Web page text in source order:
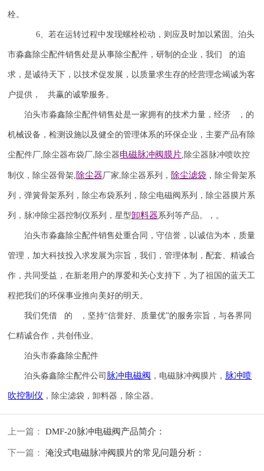
栓。
6、若在运转过程中发现螺栓松动，则应及时加以紧固。泊头
市淼鑫除尘配件销售处是从事除尘配件，研制的企业，我们 的追
求，是诚待天下，以技术促发展，以质量求生存的经营理念竭诚为客
户提供， 共赢的诚挚服务。
泊头市淼鑫除尘配件销售处是一家拥有的技术力量，经济 ，的
机械设备，检测设施以及健全的管理体系的环保企业，主要产品有除
尘配件厂, 除尘器布袋厂, 除尘器电磁脉冲阀膜片, 除尘器脉冲喷吹控
制仪 ， 除尘器骨架,除尘器厂家, 除尘器系列， 除尘滤袋 ，除尘骨架系
列，弹簧骨架系列，除尘布袋系列，除尘电磁阀系列，除尘器膜片系
列，脉冲除尘器控制仪系列，星型卸料器系列等产品。，。
泊头市淼鑫除尘配件销售处重合同，守信誉，以诚信为本，质量
管理，加大科技投入求发展为宗旨，我们，管理体制，配套、精诚合
作，共同受益，在新老用户的厚爱和关心支持下，为了祖国的蓝天工
程把我们的环保事业推向美好的明天。
我们凭借 的 ，坚持“信誉好、质量优”的服务宗旨，与各界同
仁精诚合作，共创伟业。
泊头市淼鑫除尘配件
泊头淼鑫除尘配件公司 脉冲电磁阀 ，电磁脉冲阀膜片， 脉冲喷
吹控制仪 ，除尘滤袋，卸料器，除尘器。
上一篇： DMF-20脉冲电磁阀产品简介：
下一篇： 淹没式电磁脉冲阀膜片的常见问题分析：